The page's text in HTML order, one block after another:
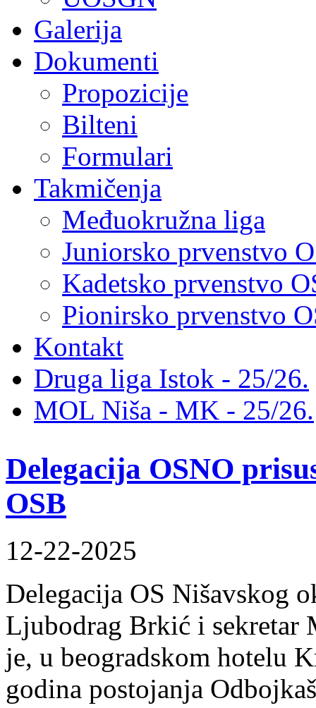
Galerija
Dokumenti
Propozicije
Bilteni
Formulari
Takmičenja
Međuokružna liga
Juniorsko prvenstvo
Kadetsko prvenstvo
Pionirsko prvenstvo
Kontakt
Druga liga Istok - 25/26.
MOL Niša - MK - 25/26.
Delegacija OSNO
OSB
12-22-2025
Delegacija OS Nišavskog
Ljubodrag Brkić i sekretar
je, u beogradskom hotelu
godina postojanja